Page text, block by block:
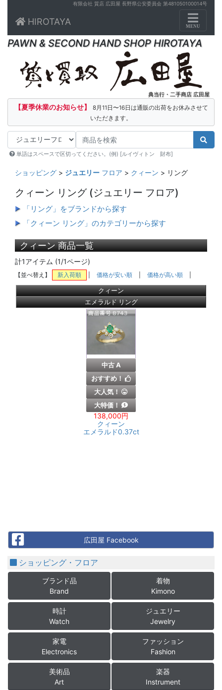
有限会社 質店 広田屋 長野県公安委員会 第481050100014号
HIROTAYA
Toggle
MENU
PAWN & SECOND HAND SHOP HIROTAYA
典当行・二手商店 広田屋
【夏季休業のお知らせ】
8月11日〜16日は通販の出荷をお休みさせて
いただきます。
単語はスペースで区切ってください。(例) [ルイヴィトン 財布]
ショッピング > ジュエリー フロア > クィーン > リング
クィーン リング (ジュエリー フロア)
「リング」をブランドから探す
「クィーン リング」のカテゴリーから探す
クィーン 商品一覧
計1アイテム (1/1ページ)
【並べ替え】 新入荷順 価格が安い順 価格が高い順
クィーン
エメラルド リング
中古 A
おすすめ！
大人気！
大特価！
138,000円
クィーン
エメラルド0.37ct
Facebook 広田屋 Facebook
ショッピング・フロア
ブランド品
Brand
着物
Kimono
時計
Watch
ジュエリー
Jewelry
家電
Electronics
ファッション
Fashion
美術品
Art
楽器
Instrument